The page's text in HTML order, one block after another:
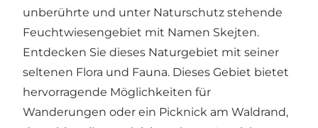
unberührte und unter Naturschutz stehende
Feuchtwiesengebiet mit Namen Skejten.
Entdecken Sie dieses Naturgebiet mit seiner
seltenen Flora und Fauna. Dieses Gebiet bietet
hervorragende Möglichkeiten für
Wanderungen oder ein Picknick am Waldrand,